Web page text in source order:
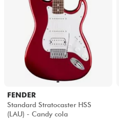
FENDER
Standard Stratocaster HSS
(LAU) - Candy cola